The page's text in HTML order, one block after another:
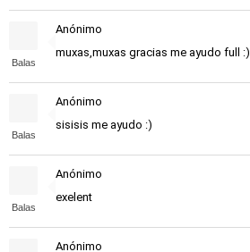
Balas
Anónimo
muxas,muxas gracias me ayudo full :)
Balas
Anónimo
sisisis me ayudo :)
Balas
Anónimo
exelent
Anónimo